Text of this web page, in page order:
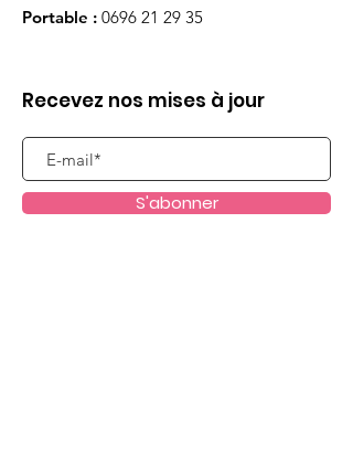
Portable : 0696 21 29 35
Recevez nos mises à jour
S'abonner